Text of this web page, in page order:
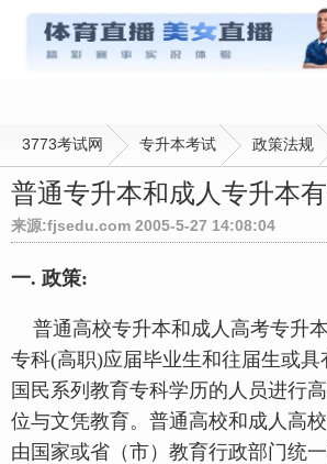
政策法规
3773考试网 专升本考试 政策法规
普通专升本和成人专升本
来源:fjsedu.com 2005-5-27 14:08:04
一. 政策:
普通高校专升本和成人高考专升
专科(高职)应届毕业生和往届生或具
国民系列教育专科学历的人员进行
位与文凭教育。普通高校和成人高
由国家或省（市）教育行政部门统